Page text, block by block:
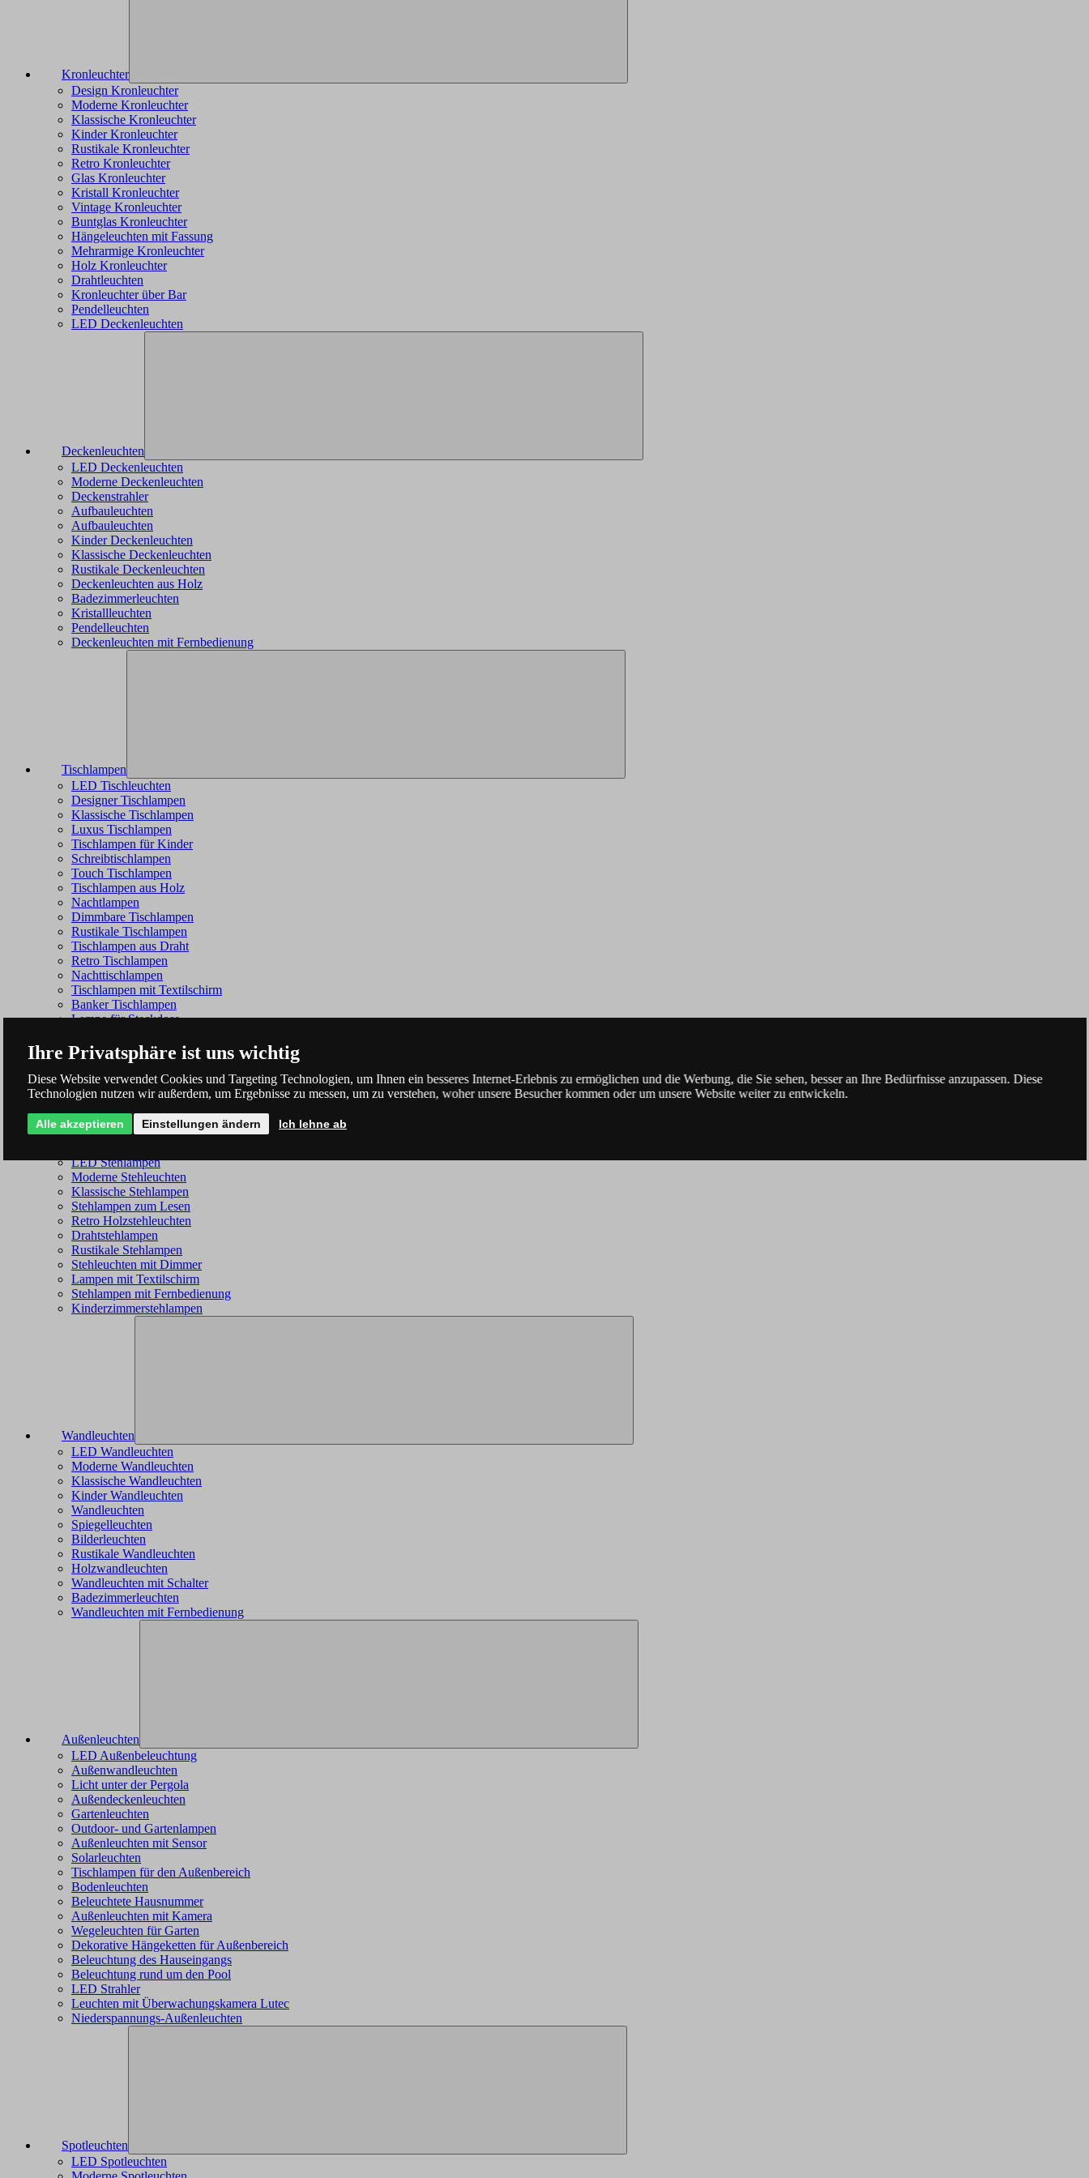
Kronleuchter
Design Kronleuchter
Moderne Kronleuchter
Klassische Kronleuchter
Kinder Kronleuchter
Rustikale Kronleuchter
Retro Kronleuchter
Glas Kronleuchter
Kristall Kronleuchter
Vintage Kronleuchter
Buntglas Kronleuchter
Hängeleuchten mit Fassung
Mehrarmige Kronleuchter
Holz Kronleuchter
Drahtleuchten
Kronleuchter über Bar
Pendelleuchten
LED Deckenleuchten
Deckenleuchten
LED Deckenleuchten
Moderne Deckenleuchten
Deckenstrahler
Aufbauleuchten
Aufbauleuchten
Kinder Deckenleuchten
Klassische Deckenleuchten
Rustikale Deckenleuchten
Deckenleuchten aus Holz
Badezimmerleuchten
Kristallleuchten
Pendelleuchten
Deckenleuchten mit Fernbedienung
Tischlampen
LED Tischleuchten
Designer Tischlampen
Klassische Tischlampen
Luxus Tischlampen
Tischlampen für Kinder
Schreibtischlampen
Touch Tischlampen
Tischlampen aus Holz
Nachtlampen
Dimmbare Tischlampen
Rustikale Tischlampen
Tischlampen aus Draht
Retro Tischlampen
Nachttischlampen
Tischlampen mit Textilschirm
Banker Tischlampen
Lampe für Steckdose
LED Stehlampen
Moderne Stehleuchten
Klassische Stehlampen
Stehlampen zum Lesen
Retro Holzstehleuchten
Drahtstehlampen
Rustikale Stehlampen
Stehleuchten mit Dimmer
Lampen mit Textilschirm
Stehlampen mit Fernbedienung
Kinderzimmerstehlampen
Wandleuchten
LED Wandleuchten
Moderne Wandleuchten
Klassische Wandleuchten
Kinder Wandleuchten
Wandleuchten
Spiegelleuchten
Bilderleuchten
Rustikale Wandleuchten
Holzwandleuchten
Wandleuchten mit Schalter
Badezimmerleuchten
Wandleuchten mit Fernbedienung
Außenleuchten
LED Außenbeleuchtung
Außenwandleuchten
Licht unter der Pergola
Außendeckenleuchten
Gartenleuchten
Outdoor- und Gartenlampen
Außenleuchten mit Sensor
Solarleuchten
Tischlampen für den Außenbereich
Bodenleuchten
Beleuchtete Hausnummer
Außenleuchten mit Kamera
Wegeleuchten für Garten
Dekorative Hängeketten für Außenbereich
Beleuchtung des Hauseingangs
Beleuchtung rund um den Pool
LED Strahler
Leuchten mit Überwachungskamera Lutec
Niederspannungs-Außenleuchten
Spotleuchten
LED Spotleuchten
Ihre Privatsphäre ist uns wichtig
Diese Website verwendet Cookies und Targeting Technologien, um Ihnen ein besseres Internet-Erlebnis zu ermöglichen und die Werbung, die Sie sehen, besser an Ihre Bedürfnisse anzupassen. Diese
Technologien nutzen wir außerdem, um Ergebnisse zu messen, um zu verstehen, woher unsere Besucher kommen oder um unsere Website weiter zu entwickeln.
Alle akzeptieren Einstellungen ändern Ich lehne ab